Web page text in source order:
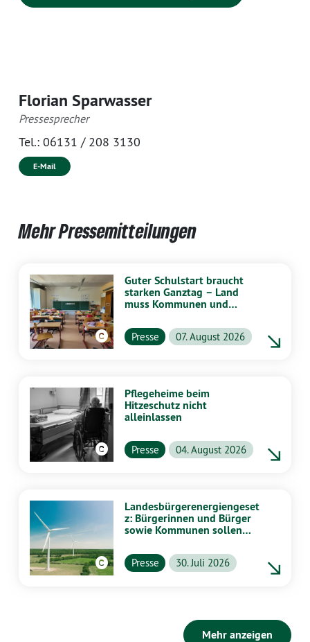
Florian Sparwasser
Pressesprecher
Tel.: 06131 / 208 3130
E-Mail
Mehr Pressemitteilungen
Guter Schulstart braucht
starken Ganztag – Land
muss Kommunen und
unterstützen
Presse 07. August 2026
Pflegeheime beim
Hitzeschutz nicht
alleinlassen
Presse 04. August 2026
Landesbürgerenergiengeset
z: Bürgerinnen und Bürger
sowie Kommunen sollen
profitieren
Presse 30. Juli 2026
Mehr anzeigen